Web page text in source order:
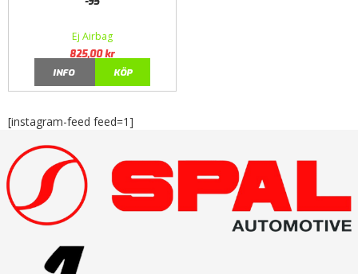
Ej Airbag
825,00kr
INFO
KÖP
[instagram-feed feed=1]